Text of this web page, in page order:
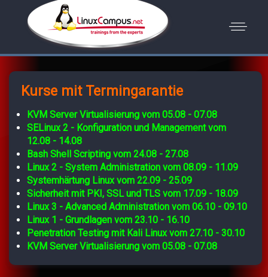
Kurse mit Termingarantie
KVM Server Virtualisierung vom 05.08 - 07.08
SELinux 2 - Konfiguration und Management vom
12.08 - 14.08
Bash Shell Scripting vom 24.08 - 27.08
Linux 2 - System Administration vom 08.09 - 11.09
Systemhärtung Linux vom 22.09 - 25.09
Sicherheit mit PKI, SSL und TLS vom 17.09 - 18.09
Linux 3 - Advanced Administration vom 06.10 - 09.10
Linux 1 - Grundlagen vom 23.10 - 16.10
Penetration Testing mit Kali Linux vom 27.10 - 30.10
KVM Server Virtualisierung vom 05.08 - 07.08